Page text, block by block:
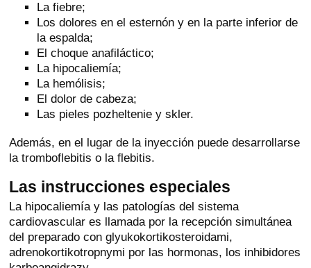
La fiebre;
Los dolores en el esternón y en la parte inferior de
la espalda;
El choque anafiláctico;
La hipocaliemía;
La hemólisis;
El dolor de cabeza;
Las pieles pozheltenie y skler.
Además, en el lugar de la inyección puede desarrollarse
la tromboflebitis o la flebitis.
Las instrucciones especiales
La hipocaliemía y las patologías del sistema
cardiovascular es llamada por la recepción simultánea
del preparado con glyukokortikosteroidami,
adrenokortikotropnymi por las hormonas, los inhibidores